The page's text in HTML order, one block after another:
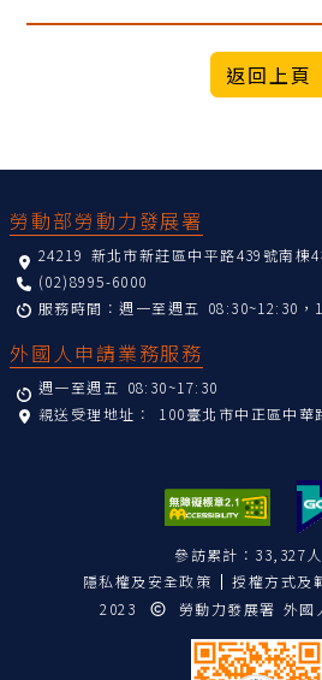
勞動部勞動力發展署
24219 新北市新莊區中平路439號南棟
(02)8995-6000
服務時間：週一至週五 08:30~12:30，
外國人申請業務服務
週一至週五 08:30~17:30
親送受理地址： 100臺北市中正區中華
參訪累計：33,327
隱私權及安全政策
授權方式及
2023
勞動力發展署 外國